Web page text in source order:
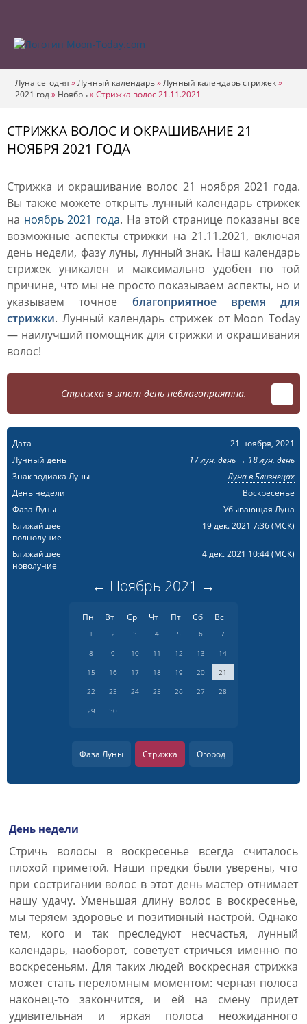
Луна сегодня »Лунный календарь»Лунный календарь стрижек»
2021 год» Ноябрь»Стрижка волос 21.11.2021
СТРИЖКА ВОЛОС И ОКРАШИВАНИЕ 21
НОЯБРЯ 2021 ГОДА
Стрижка и окрашивание волос 21 ноября 2021 года.
Вы также можете открыть лунный календарь стрижек
на ноябрь 2021 года. На этой странице показаны все
возможные аспекты стрижки на 21.11.2021, включая
день недели, фазу луны, лунный знак. Наш календарь
стрижек уникален и максимально удобен по той
причине, что мы не просто показываем аспекты, но и
указываем точное благоприятное время для
стрижки. Лунный календарь стрижек от Moon Today
— наилучший помощник для стрижки и окрашивания
волос!
Стрижка в этот день неблагоприятна.
Дата
21 ноября, 2021
Лунный день
17 лун. день → 18 лун. день
Знак зодиака Луны
Луна в Близнецах
День недели
Воскресенье
Фаза Луны
Убывающая Луна
Ближайшее
полнолуние
19 дек. 2021 7:36(МСК)
Ближайшее
новолуние
4 дек. 2021 10:44(МСК)
← Ноябрь 2021 →
Пн Вт Ср Чт Пт Сб Вс
1 2 3 4 5 6
7
8
9 10 11 12 13
14
15
16 17 18 19 20
21
22
23 24 25 26 27
28
29
30
Фаза Луны Стрижка Огород
День недели
Стричь волосы в воскресенье всегда считалось
плохой приметой. Наши предки были уверены, что
при состригании волос в этот день мастер отнимает
нашу удачу. Уменьшая длину волос в воскресенье,
мы теряем здоровье и позитивный настрой. Однако
тем, кого и так преследуют несчастья, лунный
календарь, наоборот, советует стричься именно по
воскресеньям. Для таких людей воскресная стрижка
может стать переломным моментом: черная полоса
наконец-то закончится, и ей на смену придет
удивительная и яркая полоса неожиданного